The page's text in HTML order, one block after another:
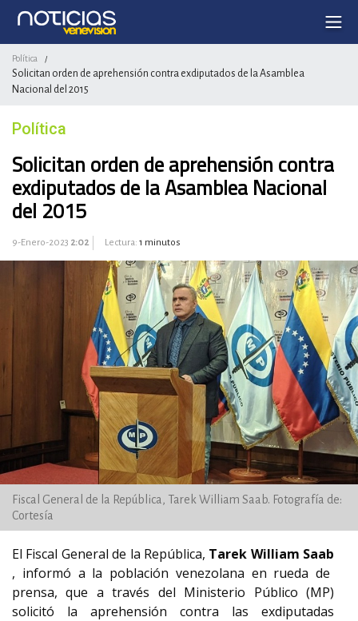
Política /
Solicitan orden de aprehensión contra exdiputados de la Asamblea
Nacional del 2015
Política
Solicitan orden de aprehensión contra
exdiputados de la Asamblea Nacional
del 2015
9-Enero-2023 2:02 Lectura: 1 minutos
Fiscal General de la República, Tarek William Saab. Fotografía de:
Cortesía
El Fiscal General de la República, Tarek William Saab
, informó a la población venezolana en rueda de
prensa, que a través del Ministerio Público (MP)
solicitó la aprehensión contra las exdiputadas